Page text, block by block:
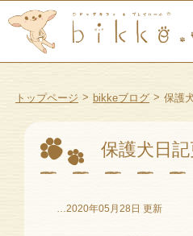
トップページ > bikkeブログ > 保護
保護犬日
…2020年05月28日 更新